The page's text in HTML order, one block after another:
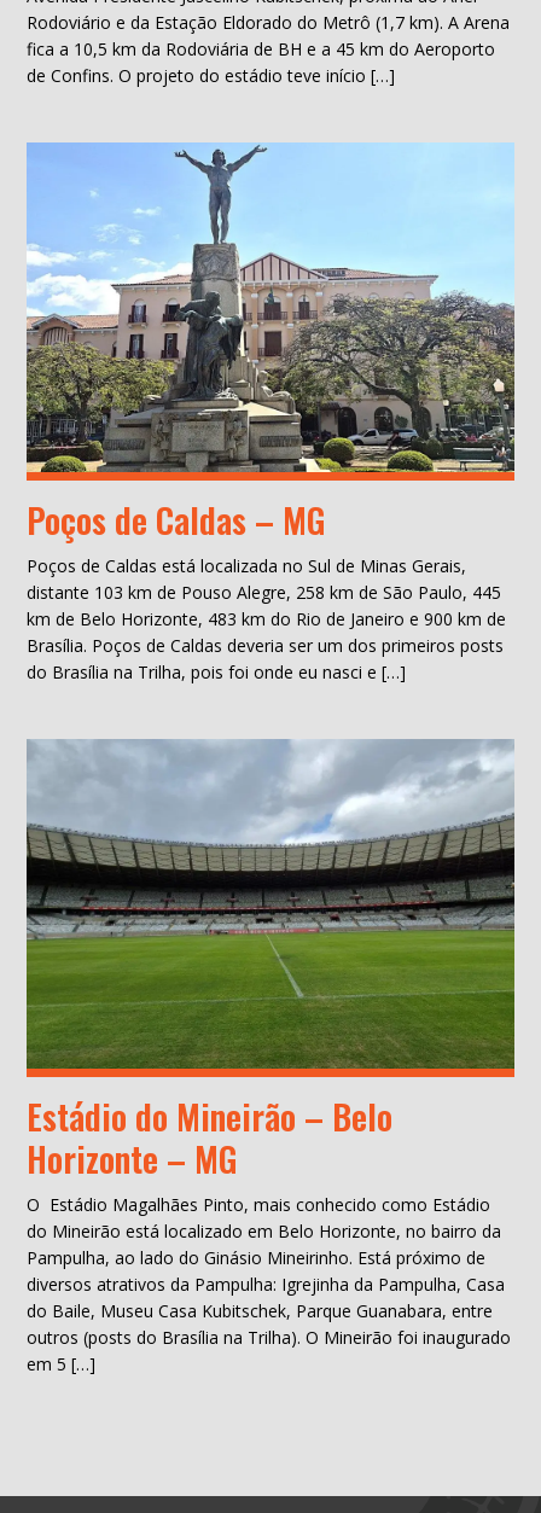
Rodoviário e da Estação Eldorado do Metrô (1,7 km). A Arena
fica a 10,5 km da Rodoviária de BH e a 45 km do Aeroporto
de Confins. O projeto do estádio teve início […]
Poços de Caldas – MG
Poços de Caldas está localizada no Sul de Minas Gerais,
distante 103 km de Pouso Alegre, 258 km de São Paulo, 445
km de Belo Horizonte, 483 km do Rio de Janeiro e 900 km de
Brasília. Poços de Caldas deveria ser um dos primeiros posts
do Brasília na Trilha, pois foi onde eu nasci e […]
Estádio do Mineirão – Belo
Horizonte – MG
O Estádio Magalhães Pinto, mais conhecido como Estádio
do Mineirão está localizado em Belo Horizonte, no bairro da
Pampulha, ao lado do Ginásio Mineirinho. Está próximo de
diversos atrativos da Pampulha: Igrejinha da Pampulha, Casa
do Baile, Museu Casa Kubitschek, Parque Guanabara, entre
outros (posts do Brasília na Trilha). O Mineirão foi inaugurado
em 5 […]